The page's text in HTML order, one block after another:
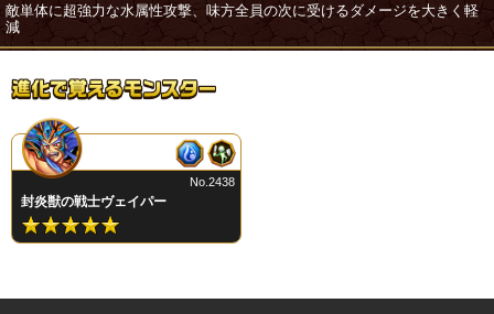
敵単体に超強力な水属性攻撃、味方全員の次に受けるダメージを大きく軽
減
封炎獣の戦士ヴェイパー
No.2438